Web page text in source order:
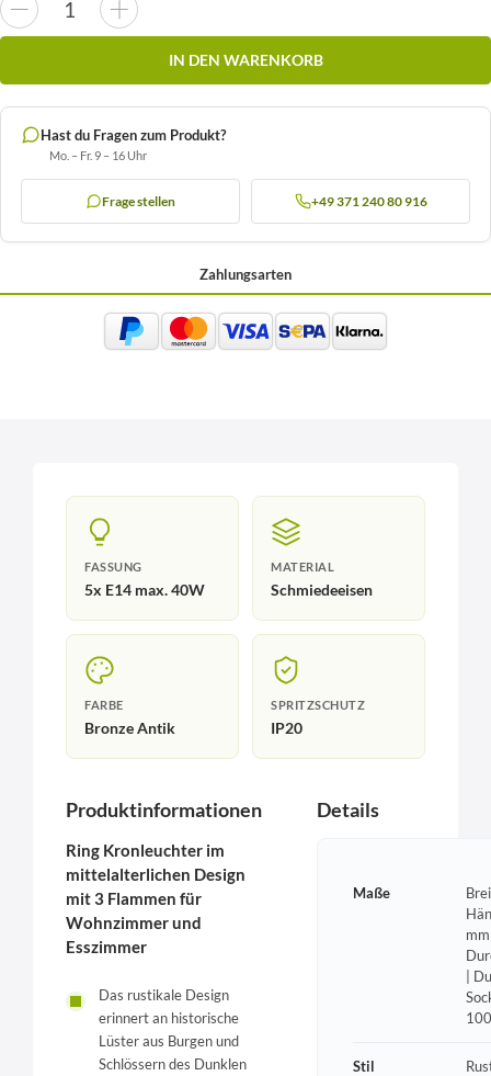
IN DEN WARENKORB
Hast du Fragen zum Produkt?
Mo. – Fr. 9 – 16 Uhr
Frage stellen +49 371 240 80 916
Zahlungsarten
FASSUNG
5x E14 max. 40W
MATERIAL
Schmiedeeisen
FARBE
Bronze Antik
SPRITZSCHUTZ
IP20
Produktinformationen
Ring Kronleuchter im
mittelalterlichen Design
mit 3 Flammen für
Wohnzimmer und
Esszimmer
Das rustikale Design
erinnert an historische
Lüster aus Burgen und
Schlössern des Dunklen
Details
Maße
|
Stil